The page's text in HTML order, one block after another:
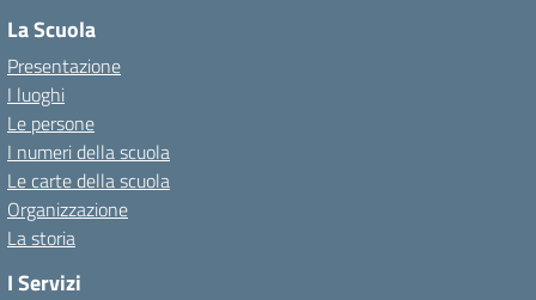
La Scuola
Presentazione
I luoghi
Le persone
I numeri della scuola
Le carte della scuola
Organizzazione
La storia
I Servizi